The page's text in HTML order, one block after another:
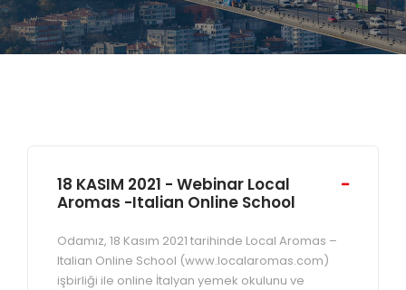
18 KASIM 2021 - Webinar Local
Aromas -Italian Online School
Odamız, 18 Kasım 2021 tarihinde Local Aromas –
Italian Online School (www.localaromas.com)
işbirliği ile online İtalyan yemek okulunu ve